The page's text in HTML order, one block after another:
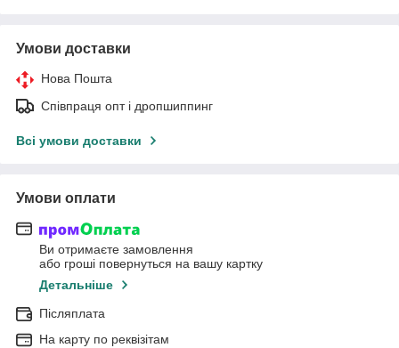
Умови доставки
Нова Пошта
Співпраця опт і дропшиппинг
Всі умови доставки
Умови оплати
Ви отримаєте замовлення
або гроші повернуться на вашу картку
Детальніше
Післяплата
На карту по реквізітам